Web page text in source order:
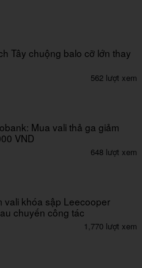
Tây chuộng balo cỡ lớn thay
562 lượt xem
Mua vali thả ga giảm
VND
648 lượt xem
vali khóa sập Leecooper
chuyến công tác
1,770 lượt xem